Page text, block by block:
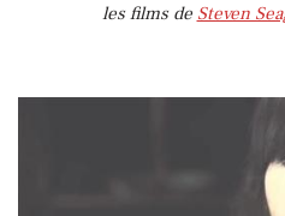
les films de Steven